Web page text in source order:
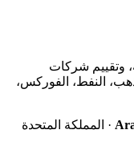
وتقييم شركات
النفط، الفوركس،
· المملكة المتحدة